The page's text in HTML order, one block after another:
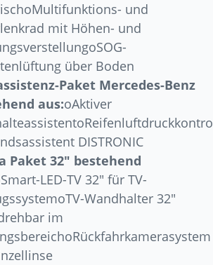
und
mit Höhen- und
über Boden
Paket Mercedes-Benz
aus:oAktiver
DISTRONIC
Paket 32″ bestehend
LED-TV 32″ für TV-
Wandhalter 32″
im